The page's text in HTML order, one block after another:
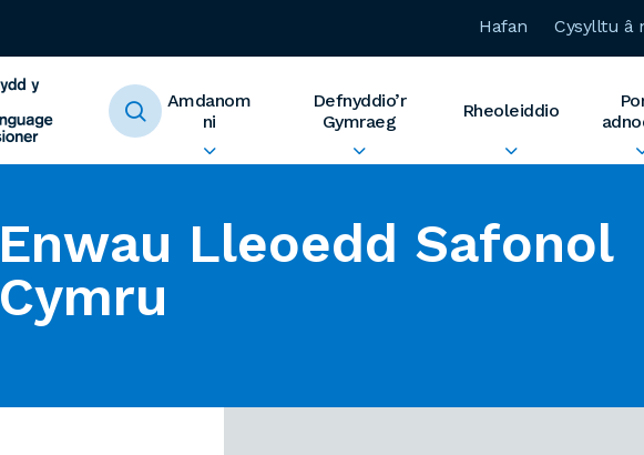
Hafan Cysylltu â
Amdanom
ni
Defnyddio’r
Gymraeg
Rheoleiddio
Enwau Lleoedd Safonol
Cymru